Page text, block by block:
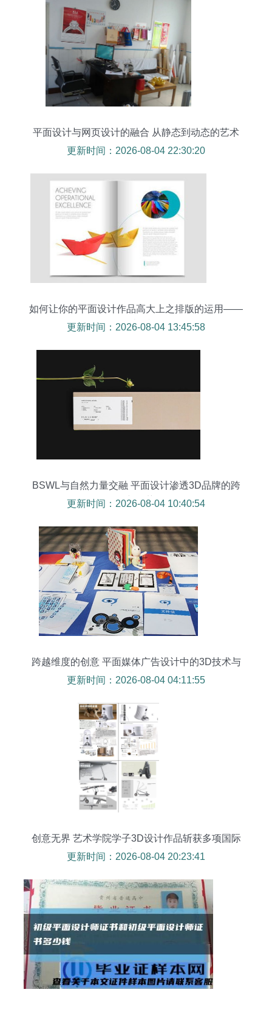
平面设计与网页设计的融合 从静态到动态的艺术
更新时间：2026-08-04 22:30:20
如何让你的平面设计作品高大上之排版的运用——
3D设计的视角
更新时间：2026-08-04 13:45:58
BSWL与自然力量交融 平面设计渗透3D品牌的跨
界新趋势
更新时间：2026-08-04 10:40:54
跨越维度的创意 平面媒体广告设计中的3D技术与
艺术融合
更新时间：2026-08-04 04:11:55
创意无界 艺术学院学子3D设计作品斩获多项国际
大奖
更新时间：2026-08-04 20:23:41